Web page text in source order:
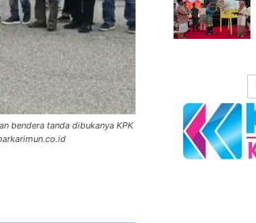
bendera tanda dibukanya KPK